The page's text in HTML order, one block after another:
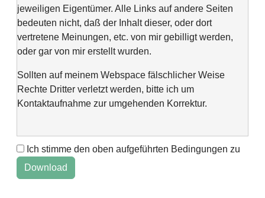
jeweiligen Eigentümer. Alle Links auf andere Seiten
bedeuten nicht, daß der Inhalt dieser, oder dort
vertretene Meinungen, etc. von mir gebilligt werden,
oder gar von mir erstellt wurden.
Sollten auf meinem Webspace fälschlicher Weise
Rechte Dritter verletzt werden, bitte ich um
Kontaktaufnahme zur umgehenden Korrektur.
This web space is a project of my spare time and not
intended to make money with it. It is not wanted to harm
anyone. If you find errors or anything else, please
Ich stimme den oben aufgeführten Bedingungen zu